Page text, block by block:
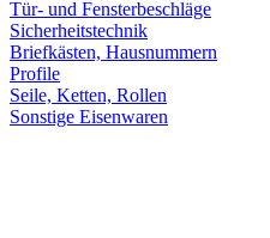
Tür- und Fensterbeschläge
Sicherheitstechnik
Briefkästen, Hausnummern
Profile
Seile, Ketten, Rollen
Sonstige Eisenwaren